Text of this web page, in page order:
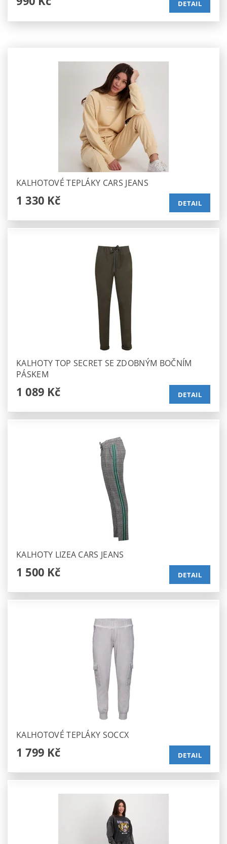
DETAIL
KALHOTOVÉ TEPLÁKY CARS JEANS
1 330 Kč DETAIL
KALHOTY TOP SECRET SE ZDOBNÝM BOČNÍM
PÁSKEM
1 089 Kč DETAIL
KALHOTY LIZEA CARS JEANS
1 500 Kč DETAIL
KALHOTOVÉ TEPLÁKY SOCCX
1 799 Kč DETAIL